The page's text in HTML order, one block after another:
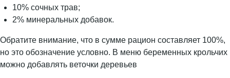
10% сочных трав;
2% минеральных добавок.
Обратите внимание, что в сумме рацион составляет 100%,
но это обозначение условно. В меню беременных крольчих
можно добавлять веточки деревьев